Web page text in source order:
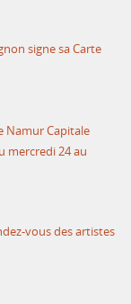
signe sa Carte
Namur Capitale
mercredi 24 au
vous des artistes